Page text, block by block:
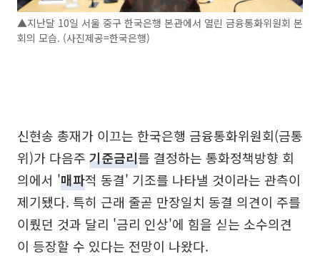
▲지난달 10일 서울 중구 한국은행 본관에서 열린 금융통화위원회 본
회의 모습. (사진제공=한국은행)
신현송 총재가 이끄는 한국은행 금융통화위원회(금통
위)가 다음주 기준금리를 결정하는 통화정책방향 회
의에서 '매파적 동결' 기조를 나타낼 것이라는 관측이
제기됐다. 특히 근래 줄곧 만장일치 동결 의견이 주를
이뤘던 것과 달리 '금리 인상'에 힘을 싣는 소수의견
이 등장할 수 있다는 전망이 나왔다.